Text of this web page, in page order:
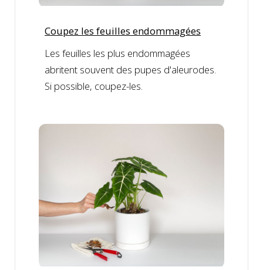
Coupez les feuilles endommagées
Les feuilles les plus endommagées
abritent souvent des pupes d'aleurodes.
Si possible, coupez-les.